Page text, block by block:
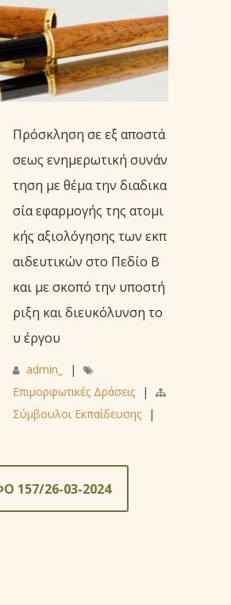
Πρόσκληση σε εξ αποστά
σεως ενημερωτική συνάν
τηση με θέμα την διαδικα
σία εφαρμογής της ατομι
κής αξιολόγησης των εκπ
αιδευτικών στο Πεδίο Β
και με σκοπό την υποστή
ριξη και διευκόλυνση το
υ έργου
admin_
|
Επιμορφωτικές Δράσεις
|
Σύμβουλοι Εκπαίδευσης
|
157/26-03-2024